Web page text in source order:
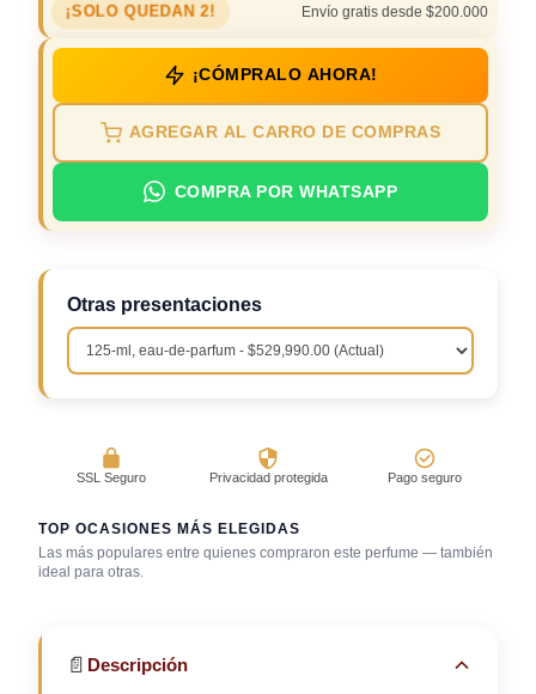
¡SOLO QUEDAN 2! Envío gratis desde $200.000
¡CÓMPRALO AHORA!
AGREGAR AL CARRO DE COMPRAS
COMPRA POR WHATSAPP
Otras presentaciones
SSL Seguro Privacidad protegida Pago seguro
TOP OCASIONES MÁS ELEGIDAS
Las más populares entre quienes compraron este perfume — también
ideal para otras.
Fragancia de firma
📄 Descripción